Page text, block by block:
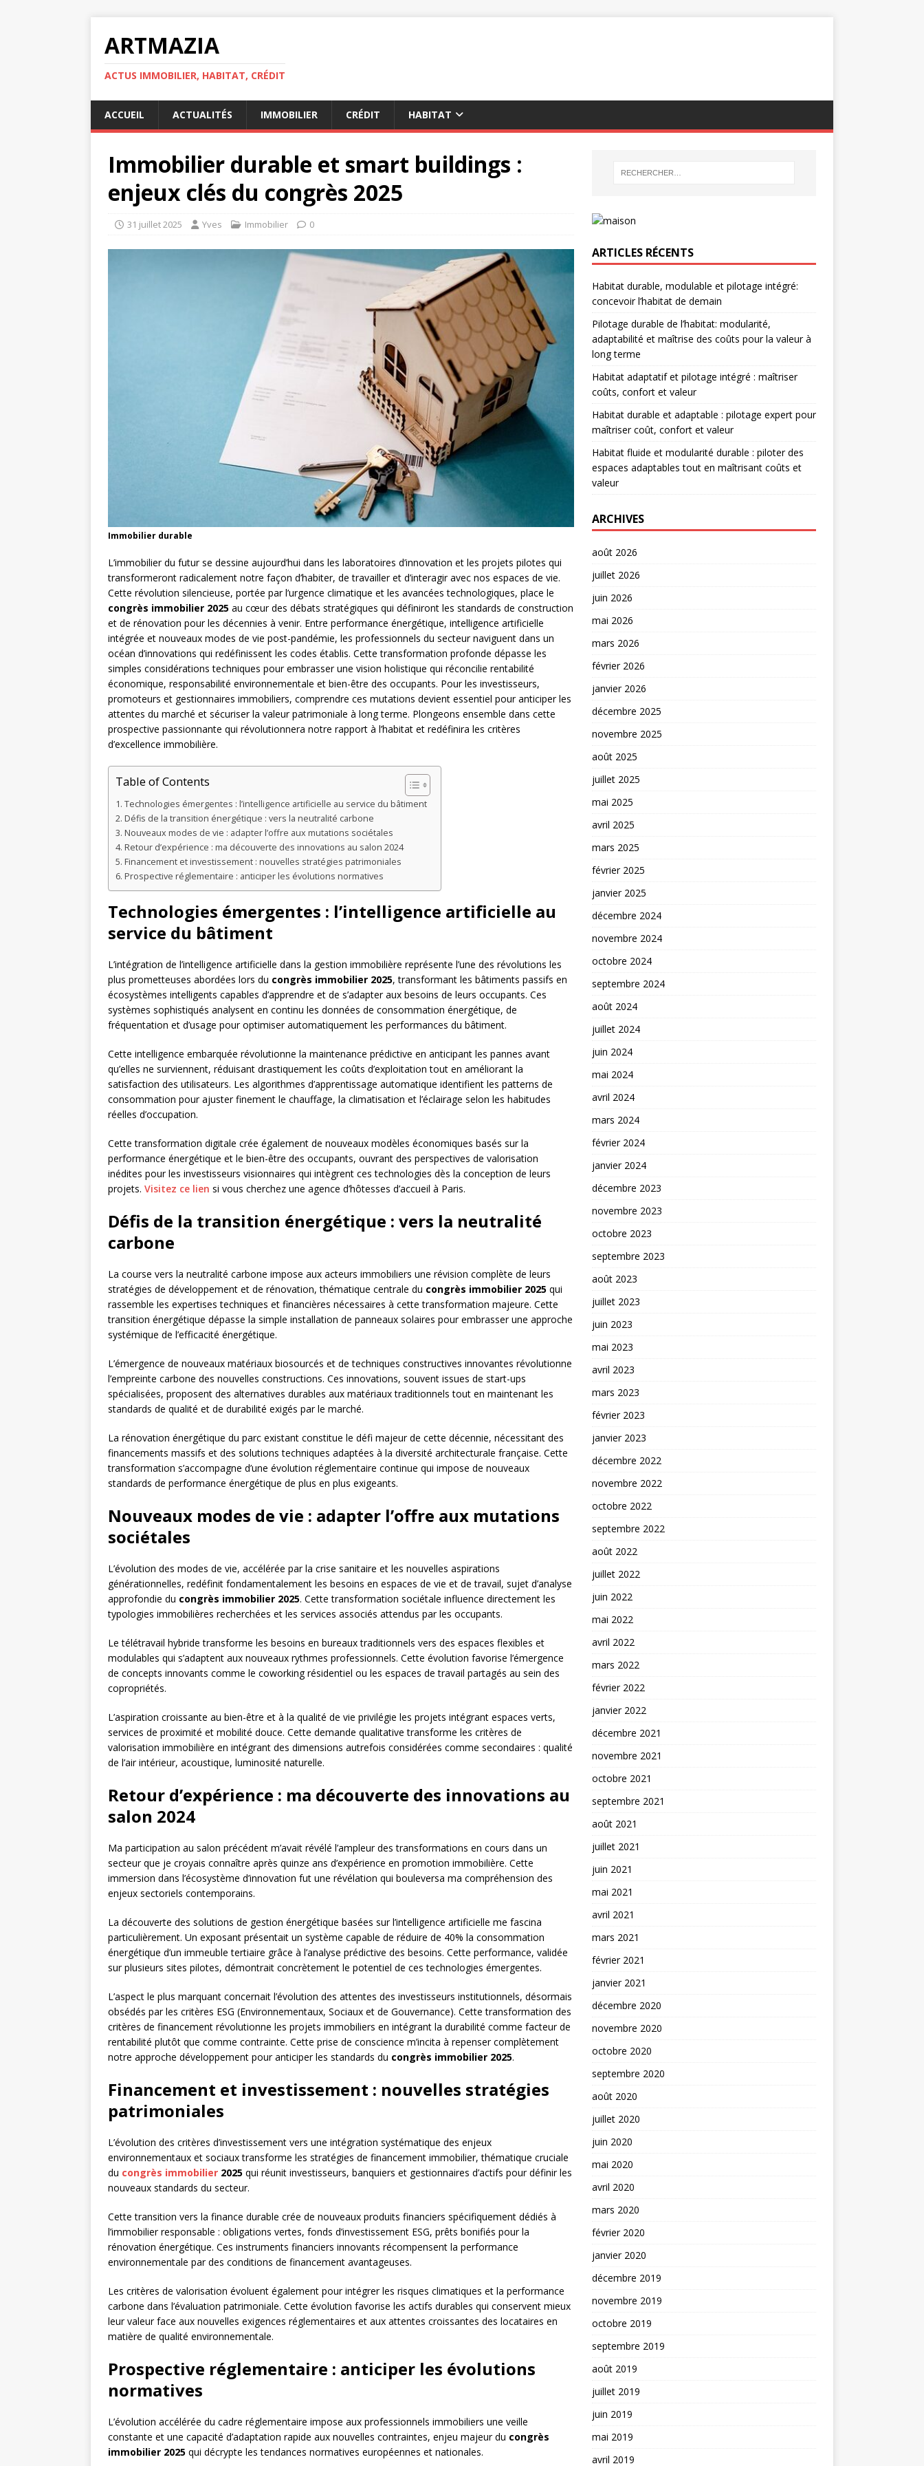
ARTMAZIA
ACTUS IMMOBILIER, HABITAT, CRÉDIT
ACCUEIL ACTUALITÉS IMMOBILIER CRÉDIT HABITAT
Immobilier durable et smart buildings :
enjeux clés du congrès 2025
31 juillet 2025 Yves Immobilier 0
Immobilier durable
L’immobilier du futur se dessine aujourd’hui dans les laboratoires d’innovation et les projets pilotes qui
transformeront radicalement notre façon d’habiter, de travailler et d’interagir avec nos espaces de vie.
Cette révolution silencieuse, portée par l’urgence climatique et les avancées technologiques, place le
congrès immobilier 2025 au cœur des débats stratégiques qui définiront les standards de construction
et de rénovation pour les décennies à venir. Entre performance énergétique, intelligence artificielle
intégrée et nouveaux modes de vie post-pandémie, les professionnels du secteur naviguent dans un
océan d’innovations qui redéfinissent les codes établis. Cette transformation profonde dépasse les
simples considérations techniques pour embrasser une vision holistique qui réconcilie rentabilité
économique, responsabilité environnementale et bien-être des occupants. Pour les investisseurs,
promoteurs et gestionnaires immobiliers, comprendre ces mutations devient essentiel pour anticiper les
attentes du marché et sécuriser la valeur patrimoniale à long terme. Plongeons ensemble dans cette
prospective passionnante qui révolutionnera notre rapport à l’habitat et redéfinira les critères
d’excellence immobilière.
Table of Contents
Technologies émergentes : l’intelligence artificielle au service du bâtiment
Défis de la transition énergétique : vers la neutralité carbone
Nouveaux modes de vie : adapter l’offre aux mutations sociétales
Retour d’expérience : ma découverte des innovations au salon 2024
Financement et investissement : nouvelles stratégies patrimoniales
Prospective réglementaire : anticiper les évolutions normatives
Technologies émergentes : l’intelligence artificielle au
service du bâtiment
L’intégration de l’intelligence artificielle dans la gestion immobilière représente l’une des révolutions les
plus prometteuses abordées lors du congrès immobilier 2025, transformant les bâtiments passifs en
écosystèmes intelligents capables d’apprendre et de s’adapter aux besoins de leurs occupants. Ces
systèmes sophistiqués analysent en continu les données de consommation énergétique, de
fréquentation et d’usage pour optimiser automatiquement les performances du bâtiment.
Cette intelligence embarquée révolutionne la maintenance prédictive en anticipant les pannes avant
qu’elles ne surviennent, réduisant drastiquement les coûts d’exploitation tout en améliorant la
satisfaction des utilisateurs. Les algorithmes d’apprentissage automatique identifient les patterns de
consommation pour ajuster finement le chauffage, la climatisation et l’éclairage selon les habitudes
réelles d’occupation.
Cette transformation digitale crée également de nouveaux modèles économiques basés sur la
performance énergétique et le bien-être des occupants, ouvrant des perspectives de valorisation
inédites pour les investisseurs visionnaires qui intègrent ces technologies dès la conception de leurs
projets. Visitez ce lien si vous cherchez une agence d’hôtesses d’accueil à Paris.
Défis de la transition énergétique : vers la neutralité
carbone
La course vers la neutralité carbone impose aux acteurs immobiliers une révision complète de leurs
stratégies de développement et de rénovation, thématique centrale du congrès immobilier 2025 qui
rassemble les expertises techniques et financières nécessaires à cette transformation majeure. Cette
transition énergétique dépasse la simple installation de panneaux solaires pour embrasser une approche
systémique de l’efficacité énergétique.
L’émergence de nouveaux matériaux biosourcés et de techniques constructives innovantes révolutionne
l’empreinte carbone des nouvelles constructions. Ces innovations, souvent issues de start-ups
spécialisées, proposent des alternatives durables aux matériaux traditionnels tout en maintenant les
standards de qualité et de durabilité exigés par le marché.
La rénovation énergétique du parc existant constitue le défi majeur de cette décennie, nécessitant des
financements massifs et des solutions techniques adaptées à la diversité architecturale française. Cette
transformation s’accompagne d’une évolution réglementaire continue qui impose de nouveaux
standards de performance énergétique de plus en plus exigeants.
Nouveaux modes de vie : adapter l’offre aux mutations
sociétales
L’évolution des modes de vie, accélérée par la crise sanitaire et les nouvelles aspirations
générationnelles, redéfinit fondamentalement les besoins en espaces de vie et de travail, sujet d’analyse
approfondie du congrès immobilier 2025. Cette transformation sociétale influence directement les
typologies immobilières recherchées et les services associés attendus par les occupants.
Le télétravail hybride transforme les besoins en bureaux traditionnels vers des espaces flexibles et
modulables qui s’adaptent aux nouveaux rythmes professionnels. Cette évolution favorise l’émergence
de concepts innovants comme le coworking résidentiel ou les espaces de travail partagés au sein des
copropriétés.
L’aspiration croissante au bien-être et à la qualité de vie privilégie les projets intégrant espaces verts,
services de proximité et mobilité douce. Cette demande qualitative transforme les critères de
valorisation immobilière en intégrant des dimensions autrefois considérées comme secondaires : qualité
de l’air intérieur, acoustique, luminosité naturelle.
Retour d’expérience : ma découverte des innovations au
salon 2024
Ma participation au salon précédent m’avait révélé l’ampleur des transformations en cours dans un
secteur que je croyais connaître après quinze ans d’expérience en promotion immobilière. Cette
immersion dans l’écosystème d’innovation fut une révélation qui bouleversa ma compréhension des
enjeux sectoriels contemporains.
La découverte des solutions de gestion énergétique basées sur l’intelligence artificielle me fascina
particulièrement. Un exposant présentait un système capable de réduire de 40% la consommation
énergétique d’un immeuble tertiaire grâce à l’analyse prédictive des besoins. Cette performance, validée
sur plusieurs sites pilotes, démontrait concrètement le potentiel de ces technologies émergentes.
L’aspect le plus marquant concernait l’évolution des attentes des investisseurs institutionnels, désormais
obsédés par les critères ESG (Environnementaux, Sociaux et de Gouvernance). Cette transformation des
critères de financement révolutionne les projets immobiliers en intégrant la durabilité comme facteur de
rentabilité plutôt que comme contrainte. Cette prise de conscience m’incita à repenser complètement
notre approche développement pour anticiper les standards du congrès immobilier 2025.
Financement et investissement : nouvelles stratégies
patrimoniales
L’évolution des critères d’investissement vers une intégration systématique des enjeux
environnementaux et sociaux transforme les stratégies de financement immobilier, thématique cruciale
du congrès immobilier 2025 qui réunit investisseurs, banquiers et gestionnaires d’actifs pour définir les
nouveaux standards du secteur.
Cette transition vers la finance durable crée de nouveaux produits financiers spécifiquement dédiés à
l’immobilier responsable : obligations vertes, fonds d’investissement ESG, prêts bonifiés pour la
rénovation énergétique. Ces instruments financiers innovants récompensent la performance
environnementale par des conditions de financement avantageuses.
Les critères de valorisation évoluent également pour intégrer les risques climatiques et la performance
carbone dans l’évaluation patrimoniale. Cette évolution favorise les actifs durables qui conservent mieux
leur valeur face aux nouvelles exigences réglementaires et aux attentes croissantes des locataires en
matière de qualité environnementale.
Prospective réglementaire : anticiper les évolutions
normatives
L’évolution accélérée du cadre réglementaire impose aux professionnels immobiliers une veille
constante et une capacité d’adaptation rapide aux nouvelles contraintes, enjeu majeur du congrès
immobilier 2025 qui décrypte les tendances normatives européennes et nationales.
ARTICLES RÉCENTS
Habitat durable, modulable et pilotage intégré:
concevoir l’habitat de demain
Pilotage durable de l’habitat: modularité,
adaptabilité et maîtrise des coûts pour la valeur à
long terme
Habitat adaptatif et pilotage intégré : maîtriser
coûts, confort et valeur
Habitat durable et adaptable : pilotage expert pour
maîtriser coût, confort et valeur
Habitat fluide et modularité durable : piloter des
espaces adaptables tout en maîtrisant coûts et
valeur
ARCHIVES
août 2026
juillet 2026
juin 2026
mai 2026
mars 2026
février 2026
janvier 2026
décembre 2025
novembre 2025
août 2025
juillet 2025
mai 2025
avril 2025
mars 2025
février 2025
janvier 2025
décembre 2024
novembre 2024
octobre 2024
septembre 2024
août 2024
juillet 2024
juin 2024
mai 2024
avril 2024
mars 2024
février 2024
janvier 2024
décembre 2023
novembre 2023
octobre 2023
septembre 2023
août 2023
juillet 2023
juin 2023
mai 2023
avril 2023
mars 2023
février 2023
janvier 2023
décembre 2022
novembre 2022
octobre 2022
septembre 2022
août 2022
juillet 2022
juin 2022
mai 2022
avril 2022
mars 2022
février 2022
janvier 2022
décembre 2021
novembre 2021
octobre 2021
septembre 2021
août 2021
juillet 2021
juin 2021
mai 2021
avril 2021
mars 2021
février 2021
janvier 2021
décembre 2020
novembre 2020
octobre 2020
septembre 2020
août 2020
juillet 2020
juin 2020
mai 2020
avril 2020
mars 2020
février 2020
janvier 2020
décembre 2019
novembre 2019
octobre 2019
septembre 2019
août 2019
juillet 2019
juin 2019
mai 2019
avril 2019